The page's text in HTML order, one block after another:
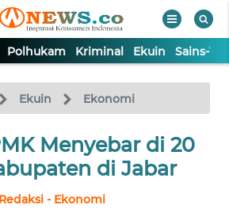
Polhukam Kriminal Ekuin Sains-
Ekuin Ekonomi
Menyebar di 20
di Jabar
Redaksi - Ekonomi